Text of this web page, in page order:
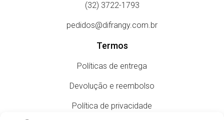
(32) 3722-1793
pedidos@difrangy.com.br
Termos
Políticas de entrega
Devolução e reembolso
Política de privacidade